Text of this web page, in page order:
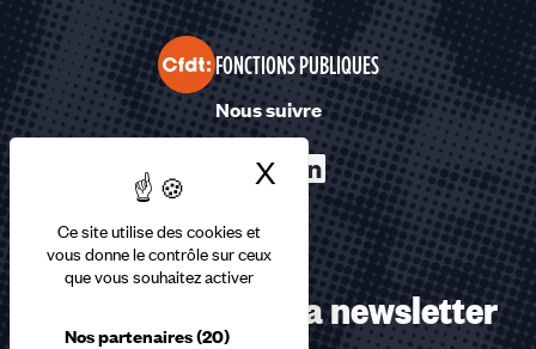
Ce site utilise des cookies et
vous donne le contrôle sur ceux
que vous souhaitez activer
Nos partenaires(20)
X Masquer le
FONCTIONS PUBLIQUES
Nous suivre
Abonnez-vous à la newsletter